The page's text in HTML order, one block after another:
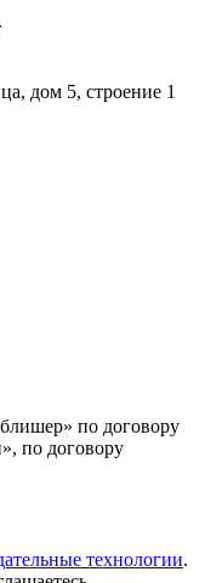
дом 5, строение 1
по договору
по договору
технологии.